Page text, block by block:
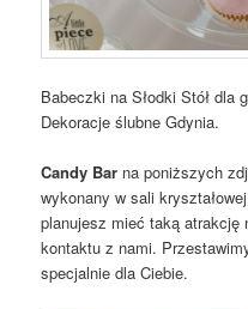
Babeczki na Słodki Stół dla
Dekoracje ślubne Gdynia.
Candy Bar na poniższych
wykonany w sali
planujesz mieć taką atrakcję
kontaktu z nami.
specjalnie dla Ciebie.